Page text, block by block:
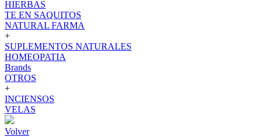
HIERBAS
TE EN SAQUITOS
NATURAL FARMA
+
SUPLEMENTOS NATURALES
HOMEOPATIA
Brands
OTROS
+
INCIENSOS
VELAS
Volver